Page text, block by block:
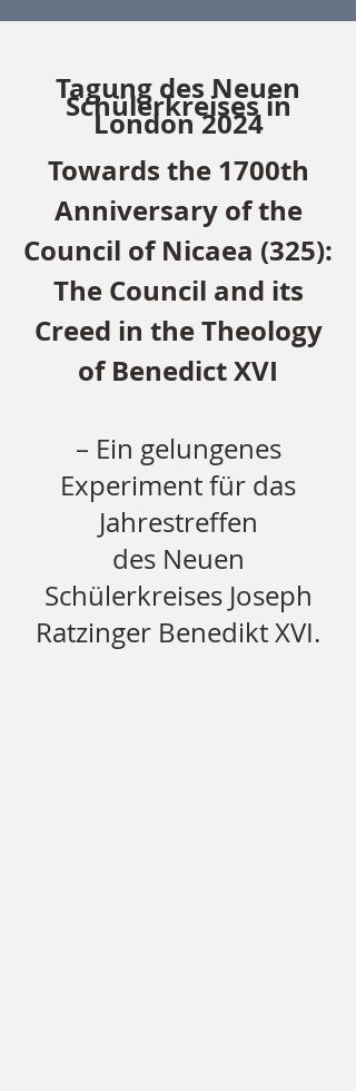
Tagung des Neuen
Schülerkreises in
London 2024
Towards the 1700th
Anniversary of the
Council of Nicaea (325):
The Council and its
Creed in the Theology
of Benedict XVI
– Ein gelungenes
Experiment für das
Jahrestreffen
des Neuen
Schülerkreises Joseph
Ratzinger Benedikt XVI.